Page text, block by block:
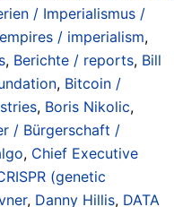
/ Imperialismus /
/ imperialism,
, Berichte / reports, Bill
, Bitcoin /
, Boris Nikolic,
/ Bürgerschaft /
, Chief Executive
(genetic
, Danny Hillis, DATA